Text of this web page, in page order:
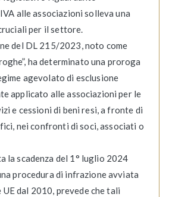
alle associazioni solleva una
per il settore.
del DL 215/2023, noto come
ha determinato una proroga
agevolato di esclusione
applicato alle associazioni per le
e cessioni di beni resi, a fronte di
nei confronti di soci, associati o
la scadenza del 1° luglio 2024
procedura di infrazione avviata
UE dal 2010, prevede che tali